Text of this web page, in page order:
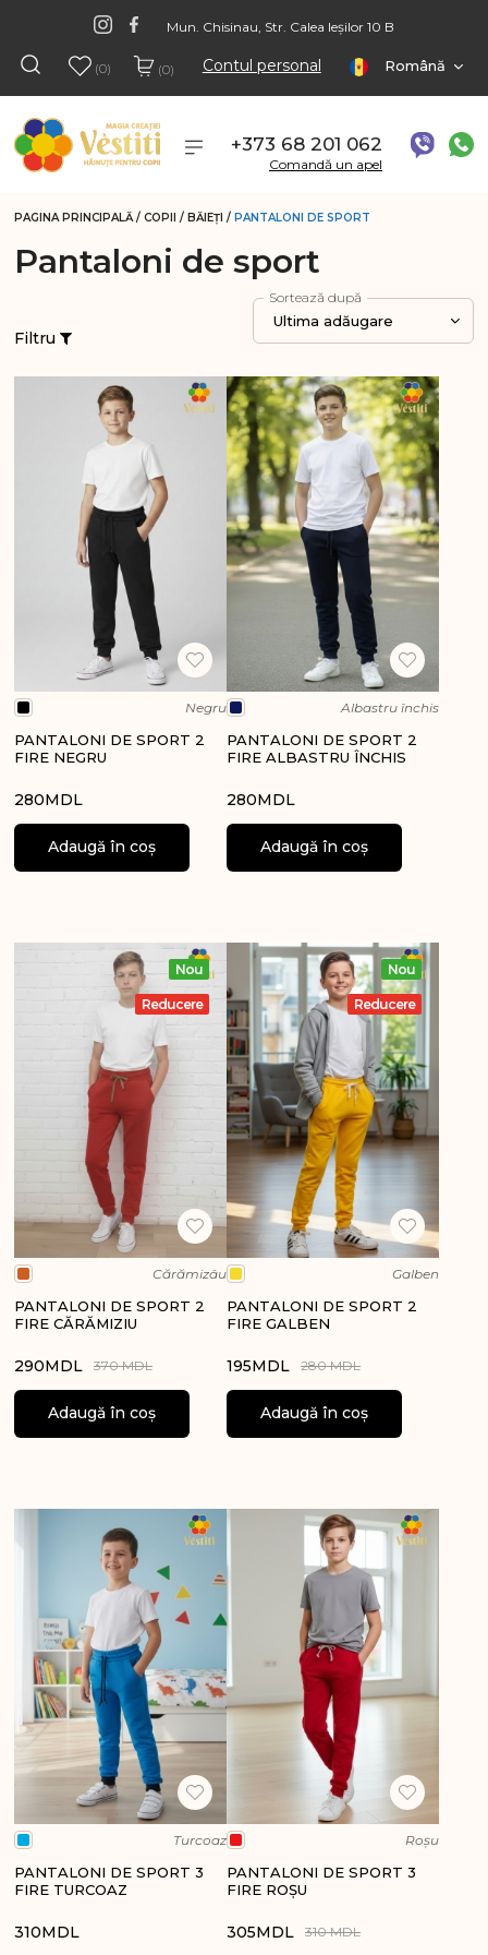
Mun. Chisinau, Str. Calea Ieșilor 10 B
(0) (0) Contul personal Română
+373 68 201 062
Comandă un apel
PAGINA PRINCIPALĂ / COPII / BĂIEŢI / PANTALONI DE SPORT
Pantaloni de sport
Sortează după
Ultima adăugare
Filtru
Negru
PANTALONI DE SPORT 2
FIRE NEGRU
280MDL
Adaugă în coș
Albastru închis
PANTALONI DE SPORT 2
FIRE ALBASTRU ÎNCHIS
280MDL
Adaugă în coș
Nou
Reducere
Cărămizâu
PANTALONI DE SPORT 2
FIRE CĂRĂMIZIU
290MDL 370 MDL
Adaugă în coș
Nou
Reducere
Galben
PANTALONI DE SPORT 2
FIRE GALBEN
195MDL 280 MDL
Adaugă în coș
Turcoaz
PANTALONI DE SPORT 3
FIRE TURCOAZ
310MDL
Roșu
PANTALONI DE SPORT 3
FIRE ROȘU
305MDL 310 MDL